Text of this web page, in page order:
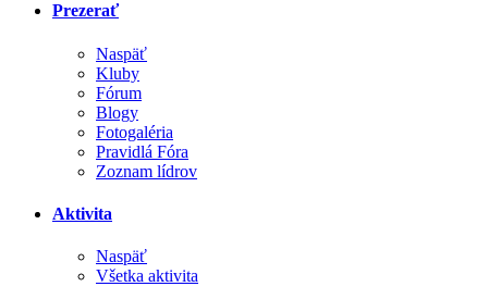
Prezerať
Naspäť
Kluby
Fórum
Blogy
Fotogaléria
Pravidlá Fóra
Zoznam lídrov
Aktivita
Naspäť
Všetka aktivita